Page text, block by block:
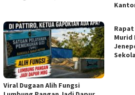
Viral Dugaan Alih Fungsi
Rapat
Murid